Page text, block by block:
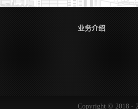
业务介绍
Copyright © 2018 -